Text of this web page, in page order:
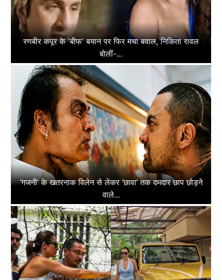
रणबीर कपूर के 'बीफ' बयान पर फिर मचा बवाल, निकिता रावल
बोलीं-...
‘गजनी’ के खतरनाक विलेन से लेकर ‘छावा’ तक दमदार छाप छोड़ने
वाले...